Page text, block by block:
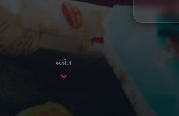
स्क्रॉल